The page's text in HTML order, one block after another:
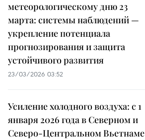
метеорологическому дню 23
марта: системы наблюдений —
укрепление потенциала
прогнозирования и защита
устойчивого развития
23/03/2026 03:52
Усиление холодного воздуха: с 1
января 2026 года в Северном и
Северо-Центральном Вьетнаме